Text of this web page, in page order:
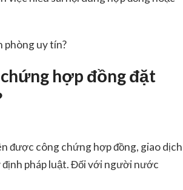
phòng uy tín?
hợp đồng đặt
được công chứng hợp đồng, giao dịch
pháp luật. Đối với người nước